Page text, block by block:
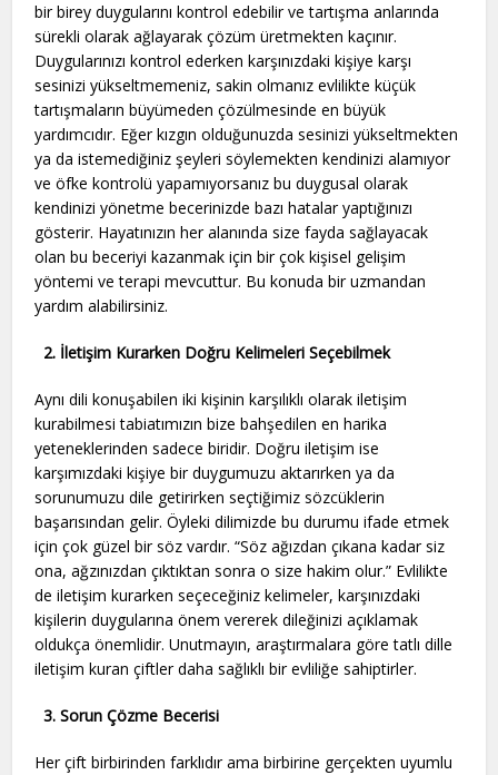
bir birey duygularını kontrol edebilir ve tartışma anlarında
sürekli olarak ağlayarak çözüm üretmekten kaçınır.
Duygularınızı kontrol ederken karşınızdaki kişiye karşı
sesinizi yükseltmemeniz, sakin olmanız evlilikte küçük
tartışmaların büyümeden çözülmesinde en büyük
yardımcıdır. Eğer kızgın olduğunuzda sesinizi yükseltmekten
ya da istemediğiniz şeyleri söylemekten kendinizi alamıyor
ve öfke kontrolü yapamıyorsanız bu duygusal olarak
kendinizi yönetme becerinizde bazı hatalar yaptığınızı
gösterir. Hayatınızın her alanında size fayda sağlayacak
olan bu beceriyi kazanmak için bir çok kişisel gelişim
yöntemi ve terapi mevcuttur. Bu konuda bir uzmandan
yardım alabilirsiniz.
2. İletişim Kurarken Doğru Kelimeleri Seçebilmek
Aynı dili konuşabilen iki kişinin karşılıklı olarak iletişim
kurabilmesi tabiatımızın bize bahşedilen en harika
yeteneklerinden sadece biridir. Doğru iletişim ise
karşımızdaki kişiye bir duygumuzu aktarırken ya da
sorunumuzu dile getirirken seçtiğimiz sözcüklerin
başarısından gelir. Öyleki dilimizde bu durumu ifade etmek
için çok güzel bir söz vardır. “Söz ağızdan çıkana kadar siz
ona, ağzınızdan çıktıktan sonra o size hakim olur.” Evlilikte
de iletişim kurarken seçeceğiniz kelimeler, karşınızdaki
kişilerin duygularına önem vererek dileğinizi açıklamak
oldukça önemlidir. Unutmayın, araştırmalara göre tatlı dille
iletişim kuran çiftler daha sağlıklı bir evliliğe sahiptirler.
3.Sorun Çözme Becerisi
Her çift birbirinden farklıdır ama birbirine gerçekten uyumlu